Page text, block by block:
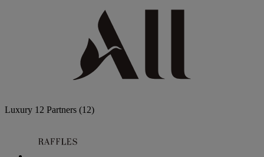
Luxury 12 Partners (12)